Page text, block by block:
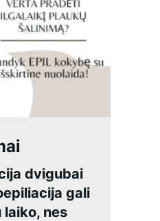
dvigubai
gali
nes